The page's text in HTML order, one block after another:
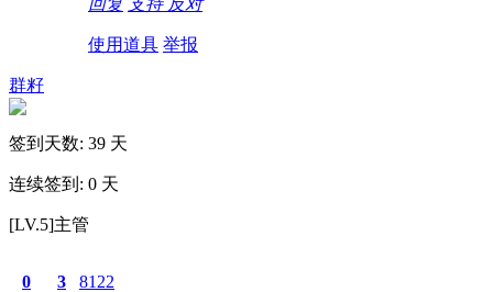
使用道具 举报
群籽
签到天数: 39 天
连续签到: 0 天
[LV.5]主管
0 3 8122